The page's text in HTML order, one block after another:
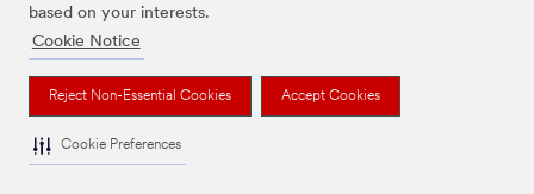
based on your interests.
Cookie Notice
Reject Non-Essential Cookies Accept Cookies
Cookie Preferences